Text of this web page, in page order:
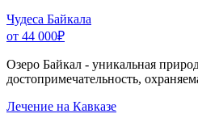
Чудеса Байкала
от 44 000₽
Озеро Байкал - уникальная
достопримечательность,
Лечение на Кавказе